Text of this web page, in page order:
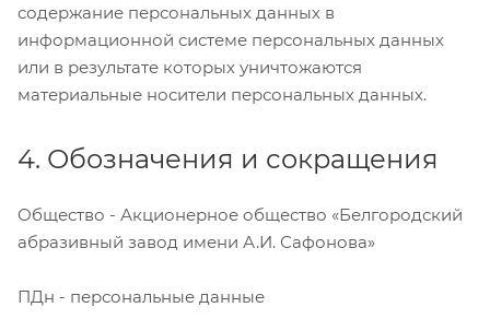
содержание персональных данных в
информационной системе персональных данных
или в результате которых уничтожаются
материальные носители персональных данных.
4. Обозначения и сокращения
Общество - Акционерное общество «Белгородский
абразивный завод имени А.И. Сафонова»
ПДн - персональные данные